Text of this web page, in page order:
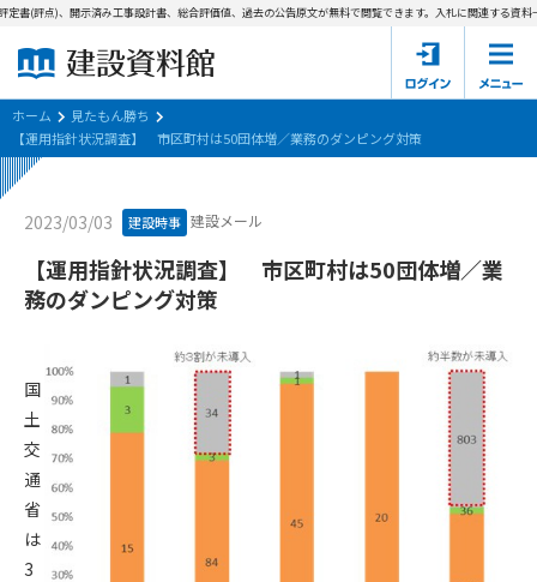
建設資料館とは
東京都の入札資料
国土交通省の入札資料
見たもん勝ち
会員登録について
サポーター会員一覧
個人情報保護方針
(評点)、開示済み工事設計書、総合評価値、過去の公告原文が無料で閲覧できます。入札に関連する資料→
ホーム
見たもん勝ち
【運用指針状況調査】 市区町村は50団体増／業務のダンピング対策
2023/03/03 建設時事 建設メール
【運用指針状況調査】 市区町村は50団体増／業
務のダンピング対策
国
土
交
通
省
は
3
第1条（規約の目的）
会員サービスの利用条件等について定めるものです。
2. 管理者が建設資料館WEB上で随時掲載するルールは本規約の
一部を構成するものとします。
第2条（規約の変更）
本規約は、会員の了承を得ることなく、随時変更されることが
あります。変更内容は、建設資料館WEB上に表示した時点で直
ちに全ての会員が了承したものとみなします。